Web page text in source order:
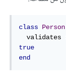
class Person
  validates
true
end